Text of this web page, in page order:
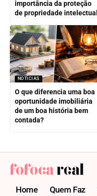
importância da proteção
de propriedade intelectual
NOTÍCIAS
O que diferencia uma boa
oportunidade imobiliária
de um boa história bem
contada?
Home Quem Faz